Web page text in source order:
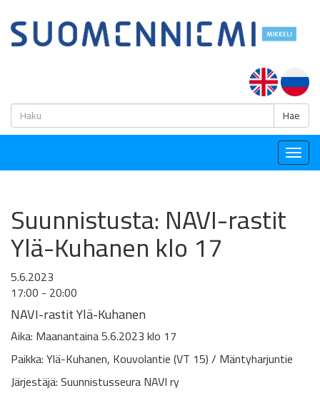
Hae
Suunnistusta: NAVI-rastit
Ylä-Kuhanen klo 17
5.6.2023
17:00 - 20:00
NAVI-rastit Ylä-Kuhanen
Aika: Maanantaina 5.6.2023 klo 17
Paikka: Ylä-Kuhanen, Kouvolantie (VT 15) / Mäntyharjuntie
Järjestäjä: Suunnistusseura NAVI ry